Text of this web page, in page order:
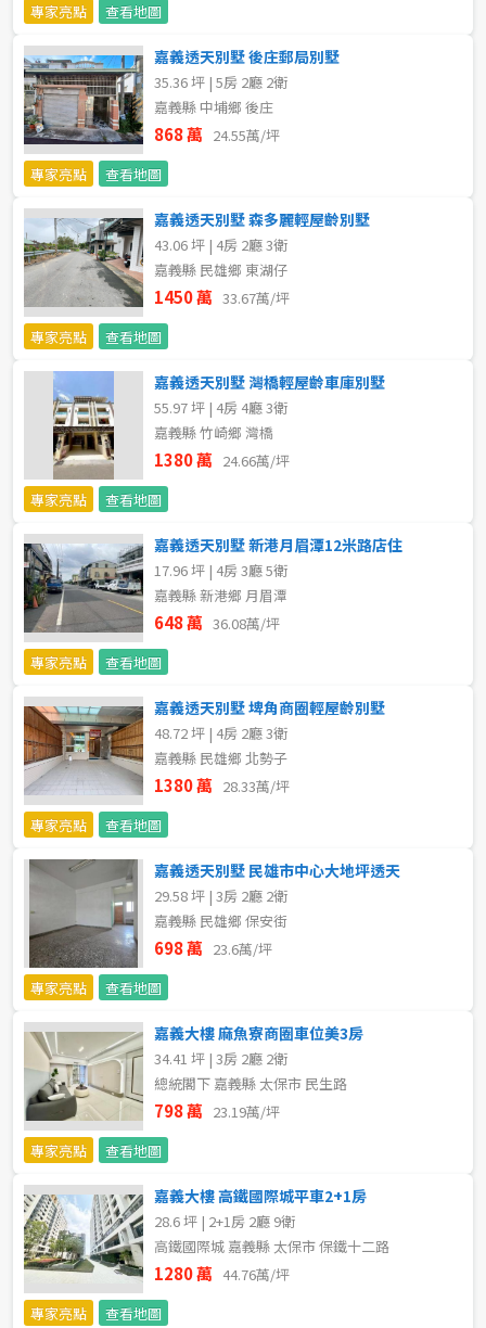
澎湖縣
屏東縣
台東縣
花蓮縣
金門連江
~
樓層
不拘
地下室
1樓
3樓
11~20樓
21樓以上
格局
不拘
4房
屋齡
不拘
5 年以下
5-10 年
20-30 年
40 年以上
售價
專家亮點
查看地圖
嘉義透天別墅 後庄郵局別墅
35.36 坪 | 5房 2廳 2衛
嘉義縣 中埔鄉 後庄
868 萬 24.55萬/坪
專家亮點
查看地圖
嘉義透天別墅 森多麗輕屋齡別墅
43.06 坪 | 4房 2廳 3衛
嘉義縣 民雄鄉 東湖仔
1450 萬 33.67萬/坪
專家亮點
查看地圖
嘉義透天別墅 灣橋輕屋齡車庫別墅
55.97 坪 | 4房 4廳 3衛
嘉義縣 竹崎鄉 灣橋
1380 萬 24.66萬/坪
專家亮點
查看地圖
嘉義透天別墅 新港月眉潭12米路店住
17.96 坪 | 4房 3廳 5衛
嘉義縣 新港鄉 月眉潭
648 萬 36.08萬/坪
專家亮點
查看地圖
嘉義透天別墅 埤角商圈輕屋齡別墅
48.72 坪 | 4房 2廳 3衛
嘉義縣 民雄鄉 北勢子
1380 萬 28.33萬/坪
專家亮點
查看地圖
嘉義透天別墅 民雄市中心大地坪透天
29.58 坪 | 3房 2廳 2衛
嘉義縣 民雄鄉 保安街
698 萬 23.6萬/坪
專家亮點
查看地圖
嘉義大樓 麻魚寮商圈車位美3房
34.41 坪 | 3房 2廳 2衛
總統閣下 嘉義縣 太保市 民生路
798 萬 23.19萬/坪
專家亮點
查看地圖
嘉義大樓 高鐵國際城平車2+1房
28.6 坪 | 2+1房 2廳 9衛
高鐵國際城 嘉義縣 太保市 保鐵十二路
1280 萬 44.76萬/坪
專家亮點
查看地圖